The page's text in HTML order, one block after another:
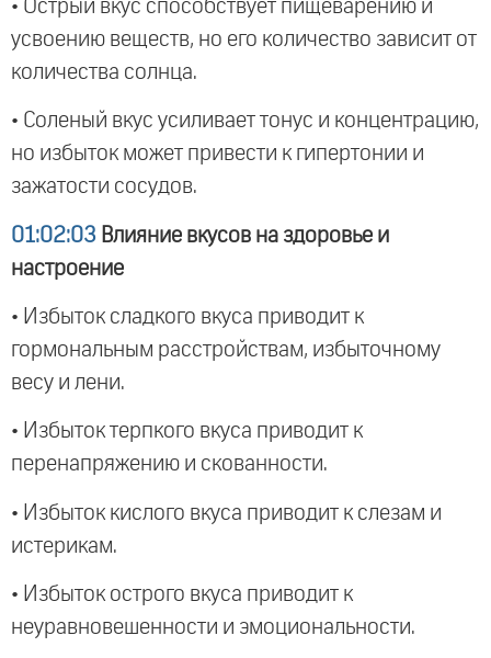
• Острый вкус способствует пищеварению и
усвоению веществ, но его количество зависит от
количества солнца.
• Соленый вкус усиливает тонус и концентрацию,
но избыток может привести к гипертонии и
зажатости сосудов.
01:02:03 Влияние вкусов на здоровье и
настроение
• Избыток сладкого вкуса приводит к
гормональным расстройствам, избыточному
весу и лени.
• Избыток терпкого вкуса приводит к
перенапряжению и скованности.
• Избыток кислого вкуса приводит к слезам и
истерикам.
• Избыток острого вкуса приводит к
неуравновешенности и эмоциональности.